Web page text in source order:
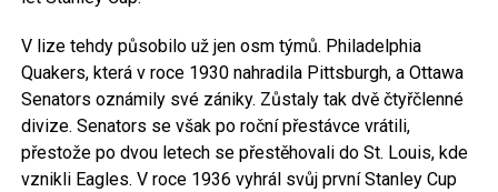
V lize tehdy působilo už jen osm týmů. Philadelphia
Quakers, která v roce 1930 nahradila Pittsburgh, a Ottawa
Senators oznámily své zániky. Zůstaly tak dvě čtyřčlenné
divize. Senators se však po roční přestávce vrátili,
přestože po dvou letech se přestěhovali do St. Louis, kde
vznikli Eagles. V roce 1936 vyhrál svůj první Stanley Cup